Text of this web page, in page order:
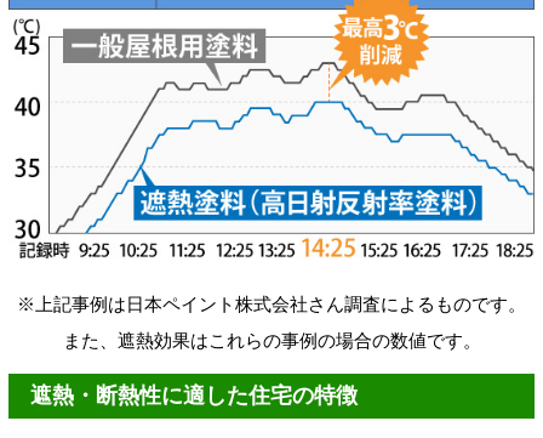
※上記事例は日本ペイント株式会社さん調査によるものです。
また、遮熱効果はこれらの事例の場合の数値です。
遮熱・断熱性に適した住宅の特徴